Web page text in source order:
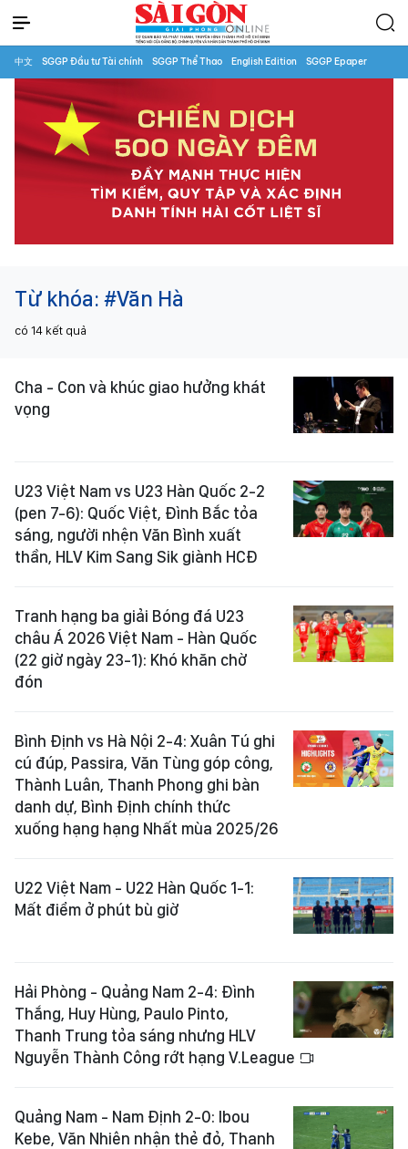
中文 SGGP Đầu tư Tài chính SGGP Thể Thao English Edition SGGP Epaper
Từ khóa: #Văn Hà
có 14 kết quả
Cha - Con và khúc giao hưởng khát
vọng
U23 Việt Nam vs U23 Hàn Quốc 2-2
(pen 7-6): Quốc Việt, Đình Bắc tỏa
sáng, người nhện Văn Bình xuất
thần, HLV Kim Sang Sik giành HCĐ
Tranh hạng ba giải Bóng đá U23
châu Á 2026 Việt Nam - Hàn Quốc
(22 giờ ngày 23-1): Khó khăn chờ
đón
Bình Định vs Hà Nội 2-4: Xuân Tú ghi
cú đúp, Passira, Văn Tùng góp công,
Thành Luân, Thanh Phong ghi bàn
danh dự, Bình Định chính thức
xuống hạng hạng Nhất mùa 2025/26
U22 Việt Nam - U22 Hàn Quốc 1-1:
Mất điểm ở phút bù giờ
Hải Phòng - Quảng Nam 2-4: Đình
Thắng, Huy Hùng, Paulo Pinto,
Thanh Trung tỏa sáng nhưng HLV
Nguyễn Thành Công rớt hạng V.League
Quảng Nam - Nam Định 2-0: Ibou
Kebe, Văn Nhiên nhận thẻ đỏ, Thanh